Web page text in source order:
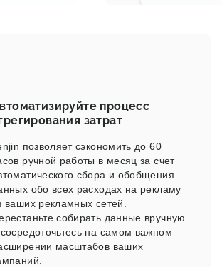
процесс
затрат
позволяет сэкономить до 60
ручной работы в месяц за счет
сбора и обобщения
обо всех расходах на рекламу
ваших рекламных сетей.
собирать данные вручную
на самом важном —
масштабов ваших